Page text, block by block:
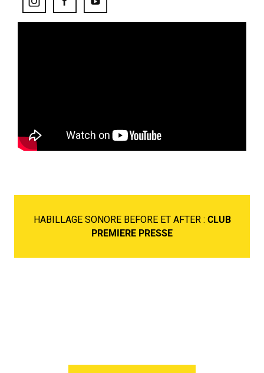
HABILLAGE SONORE BEFORE ET AFTER : CLUB
PREMIERE PRESSE